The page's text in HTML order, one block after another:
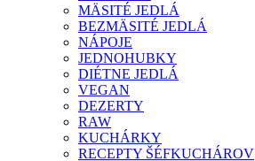
MÄSITÉ JEDLÁ
BEZMÄSITÉ JEDLÁ
NÁPOJE
JEDNOHUBKY
DIÉTNE JEDLÁ
VEGAN
DEZERTY
RAW
KUCHÁRKY
RECEPTY ŠÉFKUCHÁROV